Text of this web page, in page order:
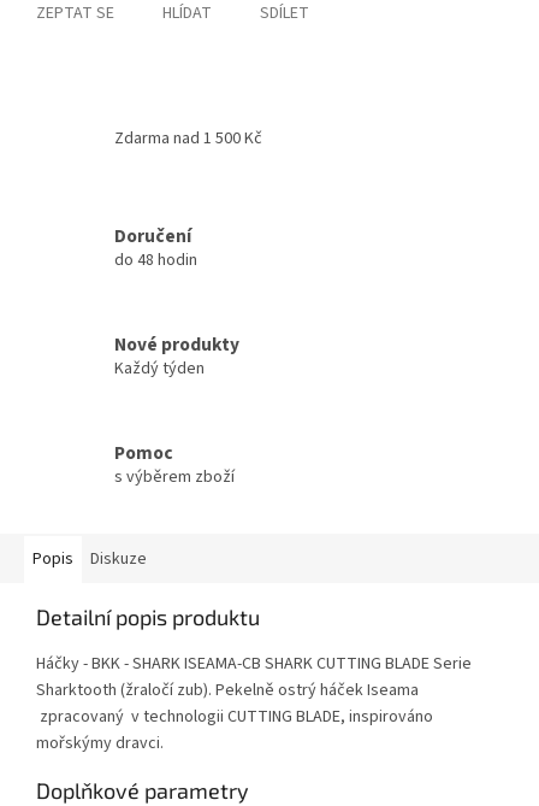
ZEPTAT SE HLÍDAT SDÍLET
Zdarma nad 1 500 Kč
Doručení
do 48 hodin
Nové produkty
Každý týden
Pomoc
s výběrem zboží
Popis Diskuze
Detailní popis produktu
Háčky - BKK - SHARK ISEAMA-CB SHARK CUTTING BLADE Serie
Sharktooth (žraločí zub). Pekelně ostrý háček Iseama
zpracovaný v technologii CUTTING BLADE, inspirováno
mořskýmy dravci.
Doplňkové parametry